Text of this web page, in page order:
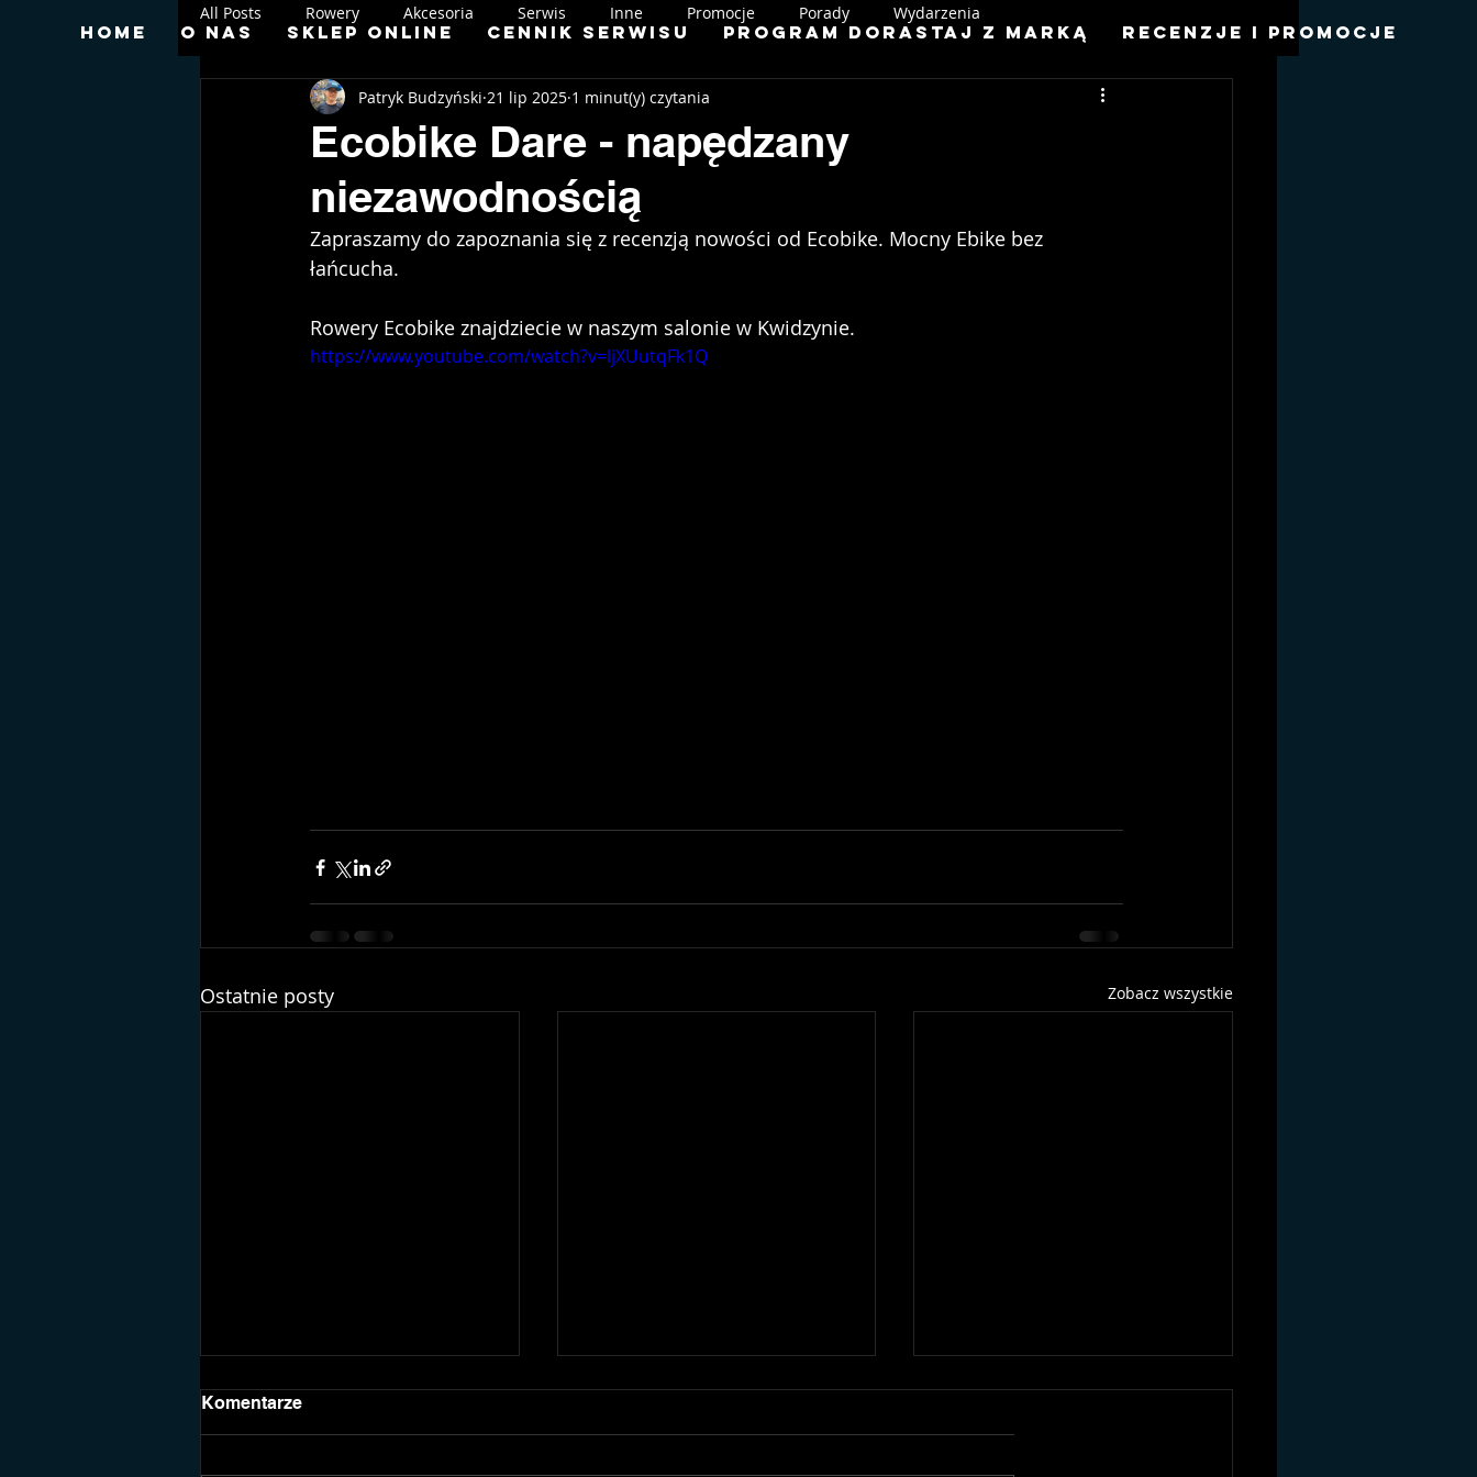
Home O nas Sklep online Cennik serwisu Program Dorastaj z marką Recenzje i promocje
All Posts Rowery Akcesoria Serwis Inne Promocje Porady Wydarzenia
Ecobike Dare - napędzany
niezawodnością
Patryk Budzyński 21 lip 2025 1 minut(y) czytania
Zapraszamy do zapoznania się z recenzją nowości od Ecobike. Mocny Ebike bez
łańcucha.
Rowery Ecobike znajdziecie w naszym salonie w Kwidzynie.
https://www.youtube.com/watch?v=ljXUutqFk1Q
Ostatnie posty Zobacz wszystkie
Komentarze